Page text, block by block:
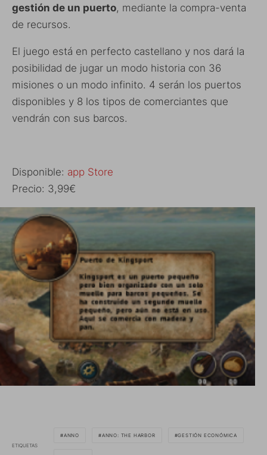
gestión de un puerto, mediante la compra-venta
de recursos.
El juego está en perfecto castellano y nos dará la
posibilidad de jugar un modo historia con 36
misiones o un modo infinito. 4 serán los puertos
disponibles y 8 los tipos de comerciantes que
vendrán con sus barcos.
Disponible: app Store
Precio: 3,99€
ETIQUETAS
ANNO ANNO: THE HARBOR GESTIÓN ECONÓMICA